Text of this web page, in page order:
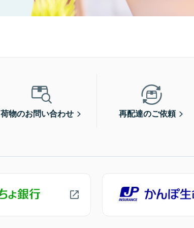
荷物のお問い合わせ 再配達のご依頼